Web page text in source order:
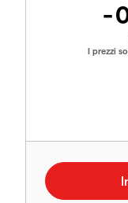
-
I prezzi